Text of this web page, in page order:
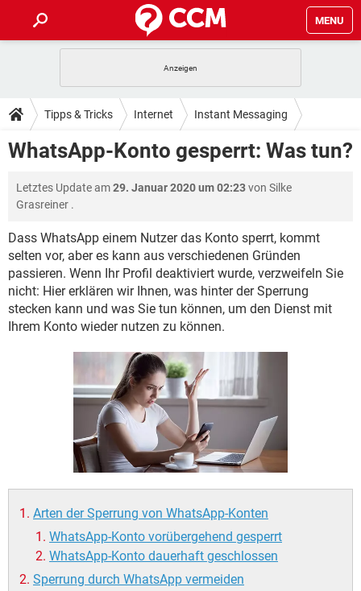
MENU
ANDROID IOS
WINDOWS 10 INSTAGRAM
FACEBOOK
TIPPS & TRICKS
SPIELE
ANDROID IOS
WINDOWS 10 INSTAGRAM
FACEBOOK HARDWARE
DOWNLOADS
ANDROID
WHATSAPP TIKTOK
FACEBOOK HARDWARE
FORUM
ANDROID IOS
WINDOWS 10 INSTAGRAM
WHATSAPP TIKTOK
FACEBOOK HARDWARE
SPIELE STREAMING
ANDROID IOS
WINDOWS 10 INSTAGRAM
HARDWARE
Tipps & Tricks Internet Instant Messaging
WhatsApp
WhatsApp-Konto gesperrt: Was tun?
Letztes Update am29. Januar 2020 um 02:23von Silke
Grasreiner .
Dass WhatsApp einem Nutzer das Konto sperrt, kommt
selten vor, aber es kann aus verschiedenen Gründen
passieren. Wenn Ihr Profil deaktiviert wurde, verzweifeln Sie
nicht: Hier erklären wir Ihnen, was hinter der Sperrung
stecken kann und was Sie tun können, um den Dienst mit
Ihrem Konto wieder nutzen zu können.
Arten der Sperrung von WhatsApp-Konten
WhatsApp-Konto vorübergehend gesperrt
WhatsApp-Konto dauerhaft geschlossen
Sperrung durch WhatsApp vermeiden